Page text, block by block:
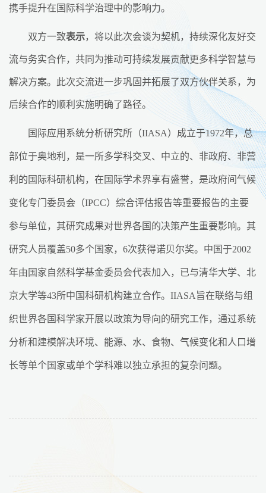
携手提升在国际科学治理中的影响力。
双方一致表示，将以此次会谈为契机，持续深化友好交
流与务实合作，共同为推动可持续发展贡献更多科学智慧与
解决方案。此次交流进一步巩固并拓展了双方伙伴关系，为
后续合作的顺利实施明确了路径。
国际应用系统分析研究所（IIASA）成立于1972年，总
部位于奥地利，是一所多学科交叉、中立的、非政府、非营
利的国际科研机构，在国际学术界享有盛誉，是政府间气候
变化专门委员会（IPCC）综合评估报告等重要报告的主要
参与单位，其研究成果对世界各国的决策产生重要影响。其
研究人员覆盖50多个国家，6次获得诺贝尔奖。中国于2002
年由国家自然科学基金委员会代表加入，已与清华大学、北
京大学等43所中国科研机构建立合作。IIASA旨在联络与组
织世界各国科学家开展以政策为导向的研究工作，通过系统
分析和建模解决环境、能源、水、食物、气候变化和人口增
长等单个国家或单个学科难以独立承担的复杂问题。